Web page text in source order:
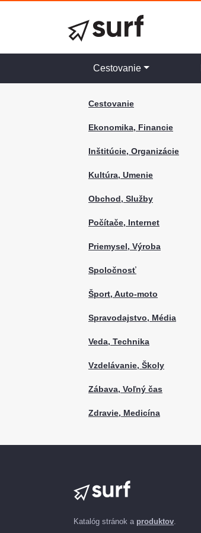
Cestovanie
Cestovanie
Ekonomika, Financie
Inštitúcie, Organizácie
Kultúra, Umenie
Obchod, Služby
Počítače, Internet
Priemysel, Výroba
Spoločnosť
Šport, Auto-moto
Spravodajstvo, Média
Veda, Technika
Vzdelávanie, Školy
Zábava, Voľný čas
Zdravie, Medicína
Katalóg stránok a produktov.